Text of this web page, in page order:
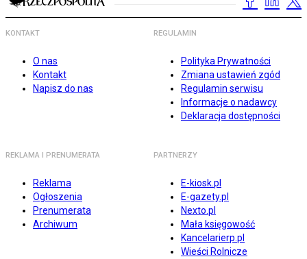
KONTAKT
O nas
Kontakt
Napisz do nas
REGULAMIN
Polityka Prywatności
Zmiana ustawień zgód
Regulamin serwisu
Informacje o nadawcy
Deklaracja dostępności
REKLAMA I PRENUMERATA
Reklama
Ogłoszenia
Prenumerata
Archiwum
PARTNERZY
E-kiosk.pl
E-gazety.pl
Nexto.pl
Mała księgowość
Kancelarierp.pl
Wieści Rolnicze